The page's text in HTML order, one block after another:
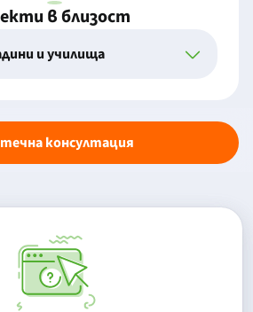
в близост
и училища
консултация